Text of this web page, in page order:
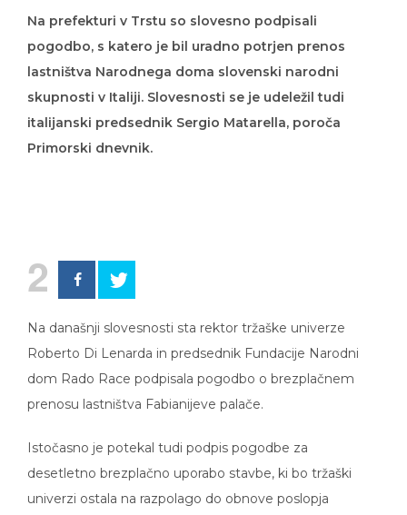
Na prefekturi v Trstu so slovesno podpisali
pogodbo, s katero je bil uradno potrjen prenos
lastništva Narodnega doma slovenski narodni
skupnosti v Italiji. Slovesnosti se je udeležil tudi
italijanski predsednik Sergio Matarella, poroča
Primorski dnevnik.
2
Na današnji slovesnosti sta rektor tržaške univerze
Roberto Di Lenarda in predsednik Fundacije Narodni
dom Rado Race podpisala pogodbo o brezplačnem
prenosu lastništva Fabianijeve palače.
Istočasno je potekal tudi podpis pogodbe za
desetletno brezplačno uporabo stavbe, ki bo tržaški
univerzi ostala na razpolago do obnove poslopja